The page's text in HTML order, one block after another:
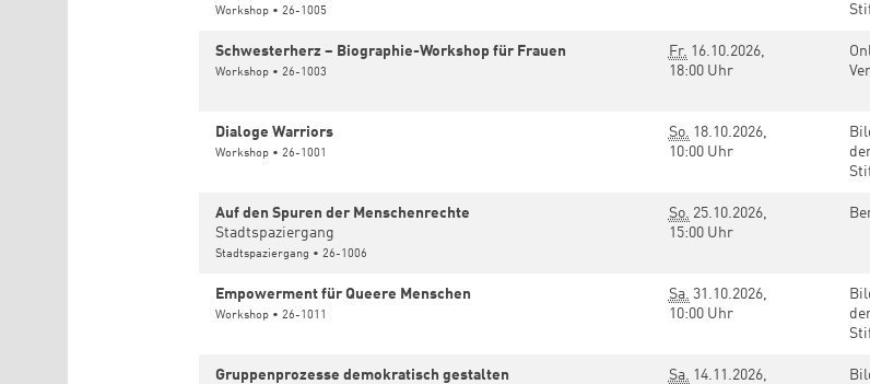
Workshop • 26-1005
Schwesterherz – Biographie-Workshop für Frauen
Workshop • 26-1003
Fr. 16.10.2026,
18:00 Uhr
Dialoge Warriors
Workshop • 26-1001
So. 18.10.2026,
10:00 Uhr
Auf den Spuren der Menschenrechte
Stadtspaziergang
Stadtspaziergang • 26-1006
So. 25.10.2026,
15:00 Uhr
Empowerment für Queere Menschen
Workshop • 26-1011
Sa. 31.10.2026,
10:00 Uhr
Gruppenprozesse demokratisch gestalten Sa. 14.11.2026,